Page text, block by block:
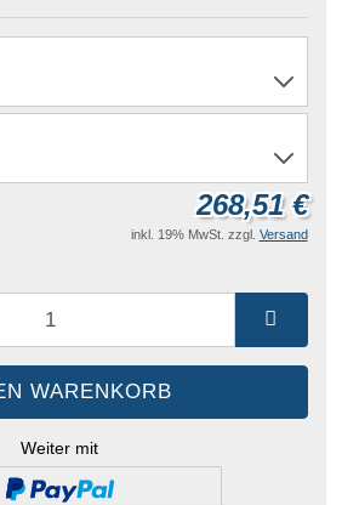
268,51 €
inkl. 19% MwSt. zzgl. Versand
Weiter mit